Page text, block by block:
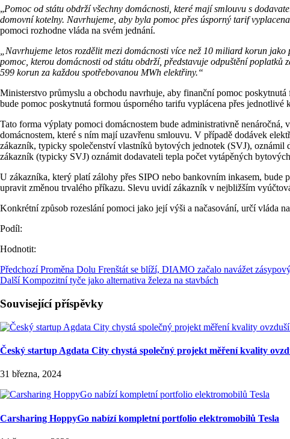
„Pomoc od státu obdrží všechny domácnosti, které mají smlouvu s
domovní kotelny. Navrhujeme, aby byla pomoc přes úsporný tarif
pomoci rozhodne vláda na svém jednání.
„Navrhujeme letos rozdělit mezi domácnosti více než 10 miliard korun
pomoc, kterou domácnosti od státu obdrží, představuje odpuštění
599 korun za každou spotřebovanou MWh elektřiny.“
Ministerstvo průmyslu a obchodu navrhuje, aby finanční pomoc
bude pomoc poskytnutá formou úsporného tarifu vyplácena přes jednotlivé
Tato forma výplaty pomoci domácnostem bude administrativně
domácnostem, které s ním mají uzavřenu smlouvu. V případě dodávek
zákazník, typicky společenství vlastníků bytových jednotek (SVJ), oznámil
zákazník (typicky SVJ) oznámit dodavateli tepla počet vytápěných
U zákazníka, který platí zálohy přes SIPO nebo bankovním inkasem,
upravit změnou trvalého příkazu. Slevu uvidí zákazník v nejbližším
Konkrétní způsob rozeslání pomoci jako její výši a načasování, určí vláda
Podíl:
Hodnotit:
Předchozí Proměna Dolu Frenštát se blíží, DIAMO začalo navážet
Další Kompozitní tyče jako alternativa železa na stavbách
Související příspěvky
Český startup Agdata City chystá společný projekt měření kvality
31 března, 2024
Carsharing HoppyGo nabízí kompletní portfolio elektromobilů Tesla